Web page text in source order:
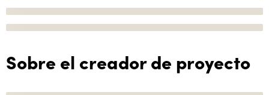
Sobre el creador de proyecto